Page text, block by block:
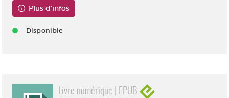
Plus d'infos
Disponible
Livre numérique | EPUB